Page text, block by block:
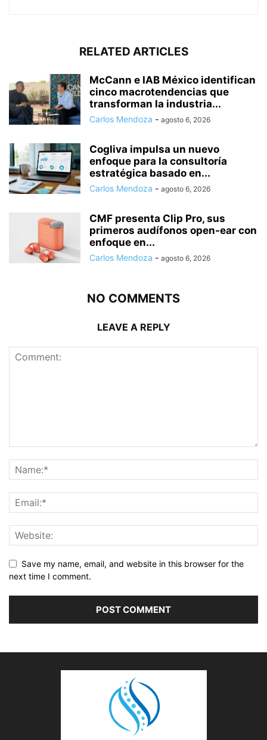
RELATED ARTICLES
McCann e IAB México identifican
cinco macrotendencias que
transforman la industria...
Carlos Mendoza - agosto 6, 2026
Cogliva impulsa un nuevo
enfoque para la consultoría
estratégica basado en...
Carlos Mendoza - agosto 6, 2026
CMF presenta Clip Pro, sus
primeros audífonos open-ear con
enfoque en...
Carlos Mendoza - agosto 6, 2026
NO COMMENTS
LEAVE A REPLY
Save my name, email, and website in this browser for the
next time I comment.